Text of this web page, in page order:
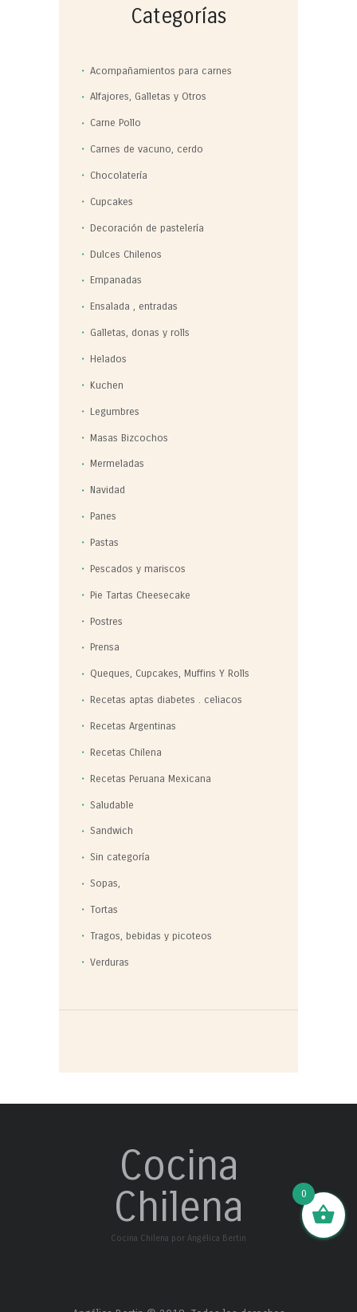
Categorías
Acompañamientos para carnes
Alfajores, Galletas y Otros
Carne Pollo
Carnes de vacuno, cerdo
Chocolatería
Cupcakes
Decoración de pastelería
Dulces Chilenos
Empanadas
Ensalada , entradas
Galletas, donas y rolls
Helados
Kuchen
Legumbres
Masas Bizcochos
Mermeladas
Navidad
Panes
Pastas
Pescados y mariscos
Pie Tartas Cheesecake
Postres
Prensa
Queques, Cupcakes, Muffins Y Rolls
Recetas aptas diabetes . celiacos
Recetas Argentinas
Recetas Chilena
Recetas Peruana Mexicana
Saludable
Sandwich
Sin categoría
Sopas,
Tortas
Tragos, bebidas y picoteos
Verduras
Cocina
Chilena
Cocina Chilena por Angélica Bertin
0